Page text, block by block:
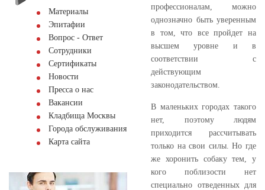
Материалы
Эпитафии
Вопрос - Ответ
Сотрудники
Сертификаты
Новости
Пресса о нас
Вакансии
Кладбища Москвы
Города обслуживания
Карта сайта
профессионалам, можно
однозначно быть уверенным
в том, что все пройдет на
высшем уровне и в
соответствии с
действующим
законодательством.
В маленьких городах такого
нет, поэтому людям
приходится рассчитывать
только на свои силы. Но где
же хоронить собаку тем, у
кого поблизости нет
специально отведенных для